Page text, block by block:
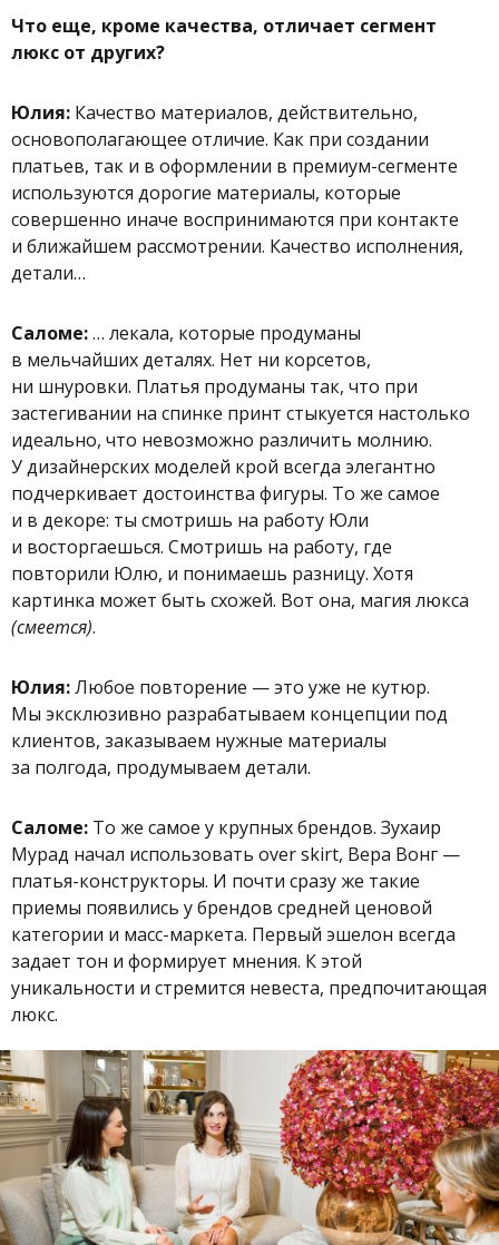
Что еще, кроме качества, отличает сегмент
люкс от других?
Юлия: Качество материалов, действительно,
основополагающее отличие. Как при создании
платьев, так и в оформлении в премиум-сегменте
используются дорогие материалы, которые
совершенно иначе воспринимаются при контакте
и ближайшем рассмотрении. Качество исполнения,
детали…
Саломе:… лекала, которые продуманы
в мельчайших деталях. Нет ни корсетов,
ни шнуровки. Платья продуманы так, что при
застегивании на спинке принт стыкуется настолько
идеально, что невозможно различить молнию.
У дизайнерских моделей крой всегда элегантно
подчеркивает достоинства фигуры. То же самое
и в декоре: ты смотришь на работу Юли
и восторгаешься. Смотришь на работу, где
повторили Юлю, и понимаешь разницу. Хотя
картинка может быть схожей. Вот она, магия люкса
(смеется).
Юлия:Любое повторение — это уже не кутюр.
Мы эксклюзивно разрабатываем концепции под
клиентов, заказываем нужные материалы
за полгода, продумываем детали.
Саломе: То же самое у крупных брендов. Зухаир
Мурад начал использовать over skirt, Вера Вонг —
платья-конструкторы. И почти сразу же такие
приемы появились у брендов средней ценовой
категории и масс-маркета. Первый эшелон всегда
задает тон и формирует мнения. К этой
уникальности и стремится невеста, предпочитающая
люкс.